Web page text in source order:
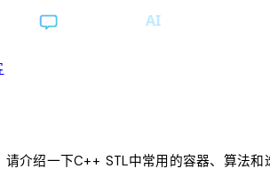
请介绍一下C++ STL中常用的容器、算法和